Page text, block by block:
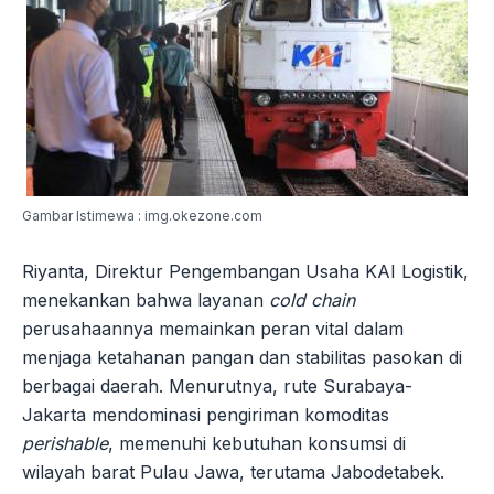
Gambar Istimewa : img.okezone.com
Riyanta, Direktur Pengembangan Usaha KAI Logistik,
menekankan bahwa layanan cold chain
perusahaannya memainkan peran vital dalam
menjaga ketahanan pangan dan stabilitas pasokan di
berbagai daerah. Menurutnya, rute Surabaya-
Jakarta mendominasi pengiriman komoditas
perishable, memenuhi kebutuhan konsumsi di
wilayah barat Pulau Jawa, terutama Jabodetabek.